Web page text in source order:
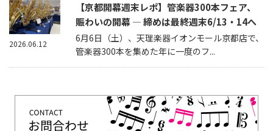
【京都開幕週末レポ】管楽器300本フェア、
賑わいの開幕 — 締めは最終週末6/13・14へ
6月6日（土）、天理楽器イオンモール京都店で、
管楽器300本を集めた年に一度のフ...
2026.06.12